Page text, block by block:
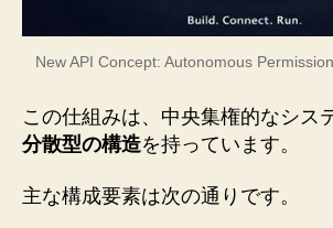
New API Concept: Autonomous
この仕組みは、中央集権的なシス
分散型の構造を持っています。
主な構成要素は次の通りです。